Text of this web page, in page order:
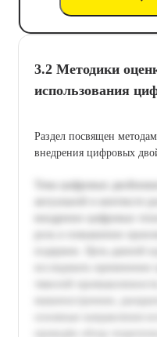
3.2 Методики
использования
Раздел посвящен
внедрения цифровых